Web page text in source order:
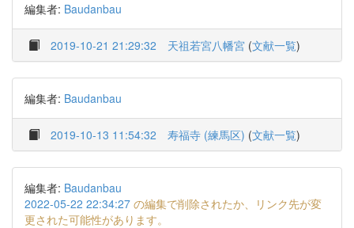
編集者: Baudanbau
2019-10-21 21:29:32 天祖若宮八幡宮 (文献一覧)
編集者: Baudanbau
2019-10-13 11:54:32 寿福寺 (練馬区) (文献一覧)
編集者: Baudanbau
2022-05-22 22:34:27 の編集で削除されたか、リンク先が変
更された可能性があります。